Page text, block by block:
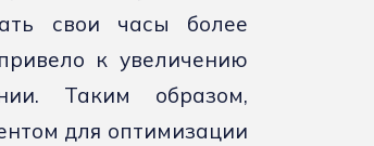
свои часы более
к увеличению
Таким образом,
для оптимизации